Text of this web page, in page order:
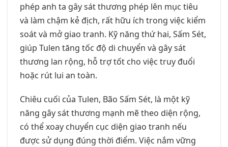
phép anh ta gây sát thương phép lên mục tiêu
và làm chậm kẻ địch, rất hữu ích trong việc kiểm
soát và mở giao tranh. Kỹ năng thứ hai, Sấm Sét,
giúp Tulen tăng tốc độ di chuyển và gây sát
thương lan rộng, hỗ trợ tốt cho việc truy đuổi
hoặc rút lui an toàn.
Chiêu cuối của Tulen, Bão Sấm Sét, là một kỹ
năng gây sát thương mạnh mẽ theo diện rộng,
có thể xoay chuyển cục diện giao tranh nếu
được sử dụng đúng thời điểm. Việc nắm vững